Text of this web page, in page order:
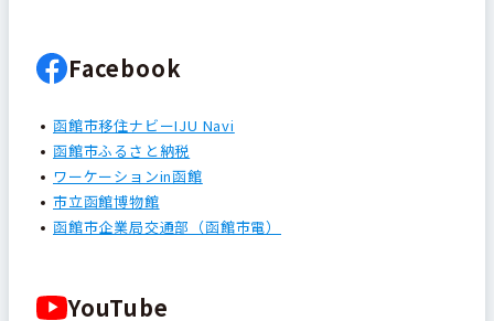
Facebook
函館市移住ナビーIJU Navi
函館市ふるさと納税
ワーケーションin函館
市立函館博物館
函館市企業局交通部（函館市電）
YouTube